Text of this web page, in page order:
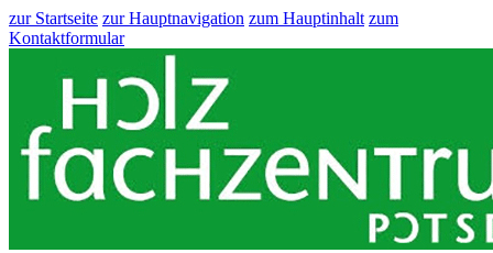
zur Startseite zur Hauptnavigation zum Hauptinhalt zum
Kontaktformular